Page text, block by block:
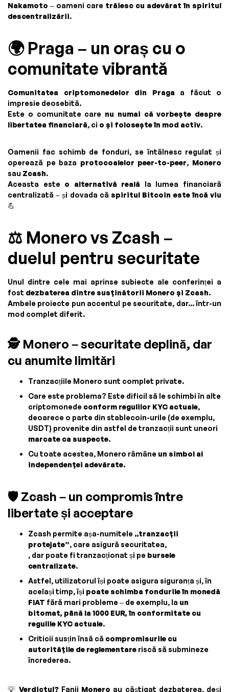
Nakamoto – oameni care trăiesc cu adevărat în spiritul
descentralizării.
🌍 Praga – un oraș cu o
comunitate vibrantă
Comunitatea criptomonedelor din Praga a făcut o
impresie deosebită.
Este o comunitate care nu numai că vorbește despre
libertatea financiară, ci o și folosește în mod activ.
Oamenii fac schimb de fonduri, se întâlnesc regulat și
operează pe baza protocoalelor peer-to-peer, Monero
sau Zcash.
Aceasta este o alternativă reală la lumea financiară
centralizată – și dovada căspiritul Bitcoin este încă viu
💪
⚖️ Monero vs Zcash –
duelul pentru securitate
Unul dintre cele mai aprinse subiecte ale conferinței a
fost dezbaterea dintre susținătorii Monero și Zcash.
Ambele proiecte pun accentul pe securitate, dar... într-un
mod complet diferit.
🕵️ Monero – securitate deplină, dar
cu anumite limitări
Tranzacțiile Monero sunt complet private.
Care este problema? Este dificil să le schimbi în alte
criptomonede conform regulilor KYC actuale,
deoarece o parte din stablecoin-urile (de exemplu,
USDT) provenite din astfel de tranzacții sunt uneori
marcate ca suspecte.
Cu toate acestea, Monero rămâne un simbol al
independenței adevărate.
🛡️ Zcash – un compromis între
libertate și acceptare
Zcash permite așa-numitele „tranzacții
protejate”, care asigură securitatea,
, dar poate fi tranzacționat și pe bursele
centralizate.
Astfel, utilizatorul își poate asigura siguranța și, în
același timp, își poate schimba fondurile în monedă
FIAT fără mari probleme – de exemplu, la un
bitomat, până la 1000 EUR, în conformitate cu
regulile KYC actuale.
Criticii susțin însă că compromisurile cu
autoritățile de reglementare riscă să submineze
încrederea.
💡 Verdictul?Fanii Monero au câștigat dezbaterea, deși